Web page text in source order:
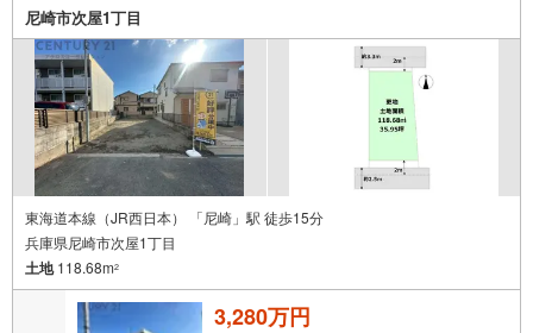
尼崎市次屋1丁目
東海道本線（JR西日本） 「尼崎」駅 徒歩15分
兵庫県尼崎市次屋1丁目
土地118.68m2
3,280万円